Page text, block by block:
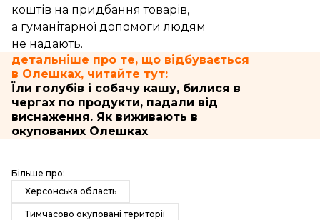
коштів на придбання товарів,
а гуманітарної допомоги людям
не надають.
детальніше про те, що відбувається
в Олешках, читайте тут:
Їли голубів і собачу кашу, билися в
чергах по продукти, падали від
виснаження. Як виживають в
окупованих Олешках
Більше про:
Херсонська область
Тимчасово окуповані території